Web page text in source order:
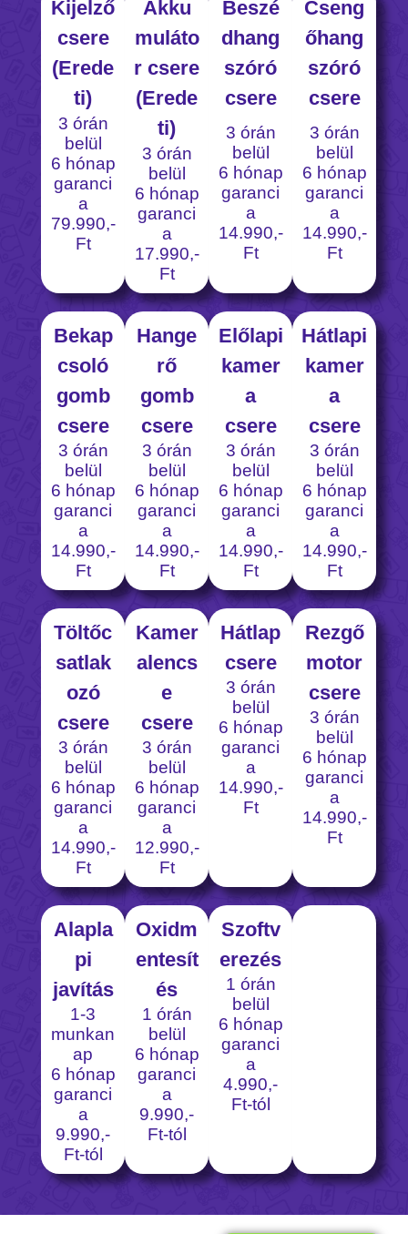
Kijelző
csere
(Erede
ti)
3 órán
belül
6 hónap
garanci
a
79.990,-
Ft
Akku
muláto
r csere
(Erede
ti)
3 órán
belül
6 hónap
garanci
a
17.990,-
Ft
Beszé
dhang
szóró
csere
3 órán
belül
6 hónap
garanci
a
14.990,-
Ft
Cseng
őhang
szóró
csere
3 órán
belül
6 hónap
garanci
a
14.990,-
Ft
Bekap
csoló
gomb
csere
3 órán
belül
6 hónap
garanci
a
14.990,-
Ft
Hange
rő
gomb
csere
3 órán
belül
6 hónap
garanci
a
14.990,-
Ft
Előlapi
kamer
a
csere
3 órán
belül
6 hónap
garanci
a
14.990,-
Ft
Hátlapi
kamer
a
csere
3 órán
belül
6 hónap
garanci
a
14.990,-
Ft
Töltőc
satlak
ozó
csere
3 órán
belül
6 hónap
garanci
a
14.990,-
Ft
Kamer
alencs
e
csere
3 órán
belül
6 hónap
garanci
a
12.990,-
Ft
Hátlap
csere
3 órán
belül
6 hónap
garanci
a
14.990,-
Ft
Rezgő
motor
csere
3 órán
belül
6 hónap
garanci
a
14.990,-
Ft
Alapla
pi
javítás
1-3
munkan
ap
6 hónap
garanci
a
9.990,-
Ft-tól
Oxidm
entesít
és
1 órán
belül
6 hónap
garanci
a
9.990,-
Ft-tól
Szoftv
erezés
1 órán
belül
6 hónap
garanci
a
4.990,-
Ft-tól